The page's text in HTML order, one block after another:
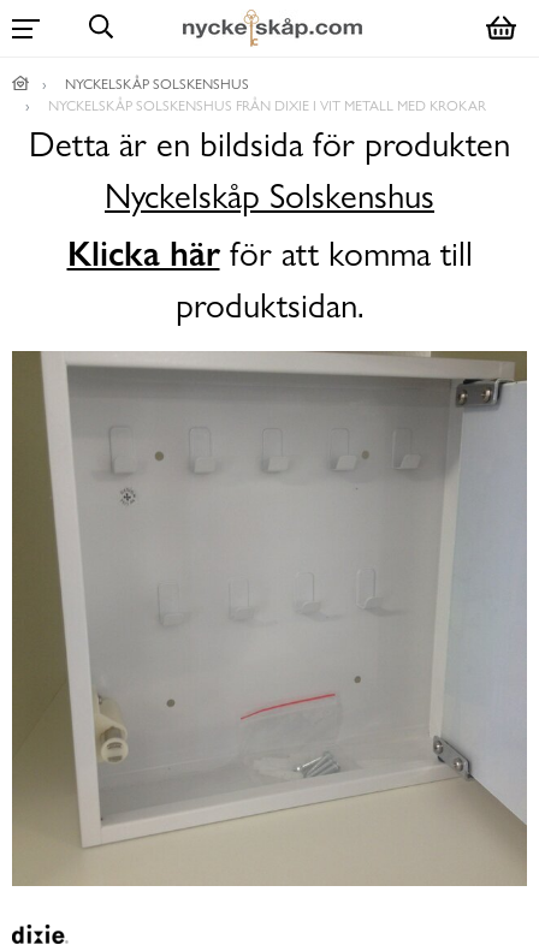
NYCKELSKÅP SOLSKENSHUS
NYCKELSKÅP SOLSKENSHUS FRÅN DIXIE I VIT METALL MED KROKAR
Detta är en bildsida för produkten
Nyckelskåp Solskenshus
Klicka härför att komma till
produktsidan.